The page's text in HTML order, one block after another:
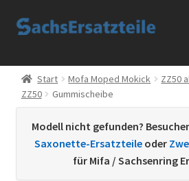
Zur
Zum
Start
AGB
Datenschutzerklärung
Start Mofa Moped Mokick ZZ50
ZZ50
Gummischeibe
Modell nicht gefunden?
Saxonette-Ersatzteile oder
für Mifa / Sachsenring